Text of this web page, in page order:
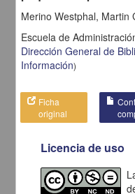
Merino Westphal, Martin
Escuela de
Dirección General de
Información)
Ficha
original
Licencia de uso